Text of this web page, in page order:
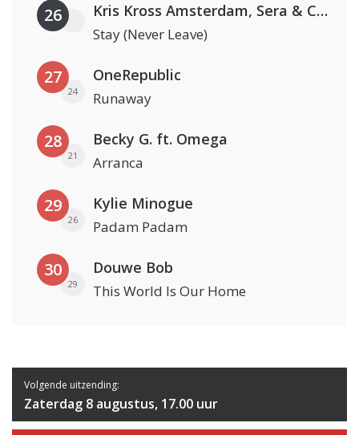
26 Kris Kross Amsterdam, Sera & Conor Maynard
Stay (Never Leave)
27
24
OneRepublic
Runaway
28
21
Becky G. ft. Omega
Arranca
29
26
Kylie Minogue
Padam Padam
30
29
Douwe Bob
This World Is Our Home
Volgende uitzending:
Zaterdag 8 augustus, 17.00 uur